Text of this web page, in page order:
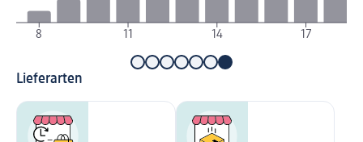
8 11 14 17
Lieferarten